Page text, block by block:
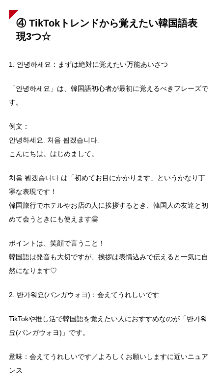
④ TikTokトレンドから覚えたい韓国語表
現3つ☆
1. 안녕하세요：まずは絶対に覚えたい万能あいさつ
「안녕하세요」は、韓国語初心者が最初に覚えるべきフレーズで
す。
例文：
안녕하세요. 처음 뵙겠습니다.
こんにちは。はじめまして。
처음 뵙겠습니다 は「初めてお目にかかります」というかなり丁
寧な表現です！
韓国旅行でホテルやお店の人に挨拶するとき、韓国人の友達と初
めて会うときにも使えます🤗
ポイントは、笑顔で言うこと！
韓国語は発音も大切ですが、挨拶は表情込みで伝えると一気に自
然になります♡
2. 반가워요(バンガウォヨ)：会えてうれしいです
TikTokや推し活で韓国語を覚えたい人におすすめなのが「반가워
요(バンガウォヨ)」です。
意味：会えてうれしいです／よろしくお願いしますに近いニュア
ンス